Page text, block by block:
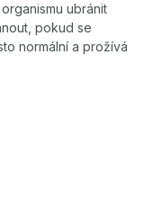
ubránit
pokud se
normální a prožívá